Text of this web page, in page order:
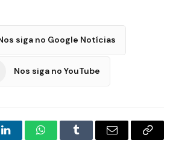
siga no Google Notícias
Nos siga no YouTube
LinkedInWhatsAppTumblr E-
Copiar